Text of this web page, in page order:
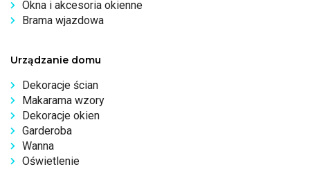
Okna i akcesoria okienne
Brama wjazdowa
Urządzanie domu
Dekoracje ścian
Makarama wzory
Dekoracje okien
Garderoba
Wanna
Oświetlenie